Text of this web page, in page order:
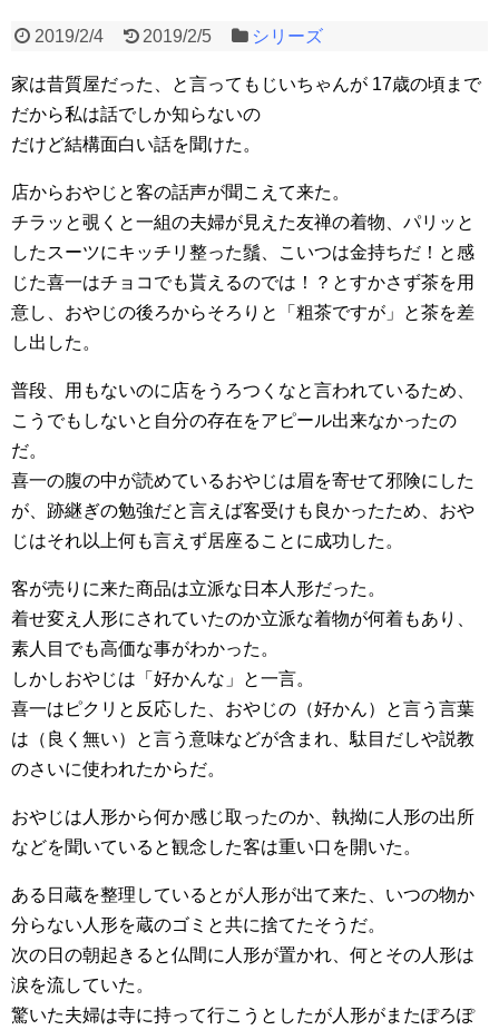
2019/2/4 2019/2/5 シリーズ
家は昔質屋だった、と言ってもじいちゃんが 17歳の頃まで
だから私は話でしか知らないの
だけど結構面白い話を聞けた。
店からおやじと客の話声が聞こえて来た。
チラッと覗くと一組の夫婦が見えた友禅の着物、パリッと
したスーツにキッチリ整った鬚、こいつは金持ちだ！と感
じた喜一はチョコでも貰えるのでは！？とすかさず茶を用
意し、おやじの後ろからそろりと「粗茶ですが」と茶を差
し出した。
普段、用もないのに店をうろつくなと言われているため、
こうでもしないと自分の存在をアピール出来なかったの
だ。
喜一の腹の中が読めているおやじは眉を寄せて邪険にした
が、跡継ぎの勉強だと言えば客受けも良かったため、おや
じはそれ以上何も言えず居座ることに成功した。
客が売りに来た商品は立派な日本人形だった。
着せ変え人形にされていたのか立派な着物が何着もあり、
素人目でも高価な事がわかった。
しかしおやじは「好かんな」と一言。
喜一はピクリと反応した、おやじの（好かん）と言う言葉
は（良く無い）と言う意味などが含まれ、駄目だしや説教
のさいに使われたからだ。
おやじは人形から何か感じ取ったのか、執拗に人形の出所
などを聞いていると観念した客は重い口を開いた。
ある日蔵を整理しているとが人形が出て来た、いつの物か
分らない人形を蔵のゴミと共に捨てたそうだ。
次の日の朝起きると仏間に人形が置かれ、何とその人形は
涙を流していた。
驚いた夫婦は寺に持って行こうとしたが人形がまたぽろぽ